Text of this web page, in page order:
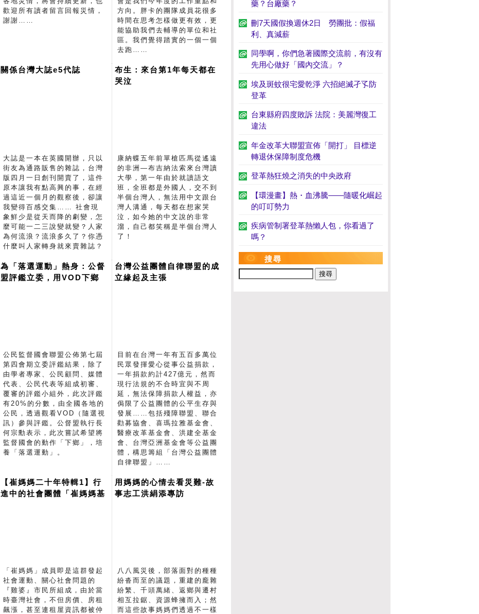
歡迎所有讀者留言回報災情，
謝謝……
方向。胖卡的團隊成員花很多
時間在思考怎樣做更有效，更
能協助我們去輔導的單位和社
區。我們覺得踏實的一個一個
去跑……
關係台灣大誌e5代誌
大誌是一本在英國開辦，只以
街友為通路販售的雜誌，台灣
版四月一日創刊開賣了，這件
原本讓我有點高興的事，在經
過這近一個月的觀察後，卻讓
我變得百感交集…… 社會現
象鮮少是從天而降的劇變，怎
麼可能一二三說變就變？人家
為何流浪？流浪多久了？你憑
什麼叫人家轉身就來賣雜誌？
布生：來台第1年每天都在
哭泣
康納蝶五年前單槍匹馬從遙遠
的非洲—布吉納法索來台灣讀
大學，第一年由於就讀語文
班，全班都是外國人，交不到
半個台灣人，無法用中文跟台
灣人溝通，每天都在想家哭
泣，如今她的中文說的非常
溜，自己都笑稱是半個台灣人
了！
為「落選運動」熱身：公督
盟評鑑立委，用VOD下鄉
公民監督國會聯盟公佈第七屆
第四會期立委評鑑結果，除了
由學者專家、公民顧問、媒體
代表、公民代表等組成初審、
覆審的評鑑小組外，此次評鑑
有20%的分數，由全國各地的
公民，透過觀看VOD（隨選視
訊）參與評鑑。公督盟執行長
何宗勳表示，此次嘗試希望將
監督國會的動作「下鄉」，培
養「落選運動」。
台灣公益團體自律聯盟的成
立緣起及主張
目前在台灣一年有五百多萬位
民眾發揮愛心從事公益捐款，
一年捐款約計427億元，然而
現行法規的不合時宜與不周
延，無法保障捐款人權益，亦
侷限了公益團體的公平生存與
發展……包括殘障聯盟、聯合
勸募協會、喜瑪拉雅基金會、
醫療改革基金會、洪建全基金
會、台灣亞洲基金會等公益團
體，構思籌組「台灣公益團體
自律聯盟」……
【崔媽媽二十年特輯1】行
進中的社會團體「崔媽媽基
「崔媽媽」成員即是這群發起
社會運動、關心社會問題的
『雞婆』市民所組成，由於當
時臺灣社會，不但房價、房租
飆漲，甚至連租屋資訊都被仲
用媽媽的心情去看災難-故
事志工洪絹添專訪
八八風災後，部落面對的種種
紛沓而至的議題，重建的龐雜
紛繁、千頭萬緒、返鄉與遷村
相互拉鋸、資源蜂擁而入；然
而這些故事媽媽們透過不一樣
藥？台廠藥？
刪7天國假換週休2日 勞團批：假福
利、真減薪
同學啊，你們急著國際交流前，有沒有
先用心做好「國內交流」？
埃及斑蚊很宅愛乾淨 六招絕滅孑孓防
登革
台東縣府四度敗訴 法院：美麗灣復工
違法
年金改革大聯盟宣佈「開打」 目標逆
轉退休保障制度危機
登革熱狂燒之消失的中央政府
【環漫畫】熱・血沸騰——隨暖化崛起
的叮叮勢力
疾病管制署登革熱懶人包，你看過了
嗎？
搜尋